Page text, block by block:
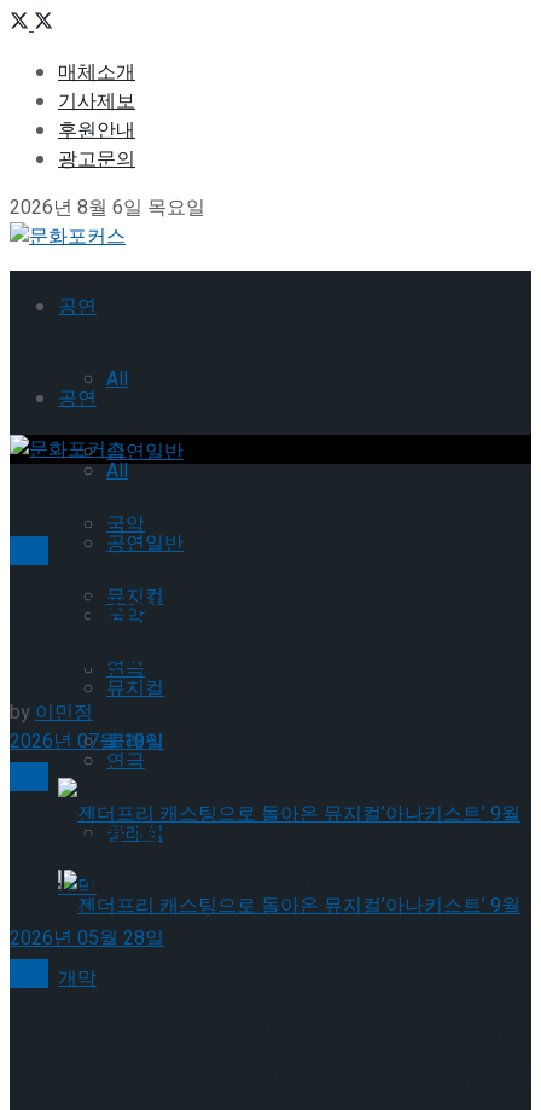
매체소개
기사제보
후원안내
광고문의
2026년 8월 6일 목요일
공연
All
공연일반
국악
뮤지컬
연극
클래식
젠더프리 캐스팅으로 돌아온 뮤지컬’아나키스
공연
All
공연일반
국악
뮤지컬
연극
클래식
말없이 전하는 기억의 여정…’네이처 오브
포겟팅’ 세 번째 시즌으로 돌아온다
by이민정
2026년 07월 10일
전미도와 함께 다시 돌아온 극단 맨씨어
터의 ‘갈매기’ 8월 9일 개막!
2026년 05월 28일